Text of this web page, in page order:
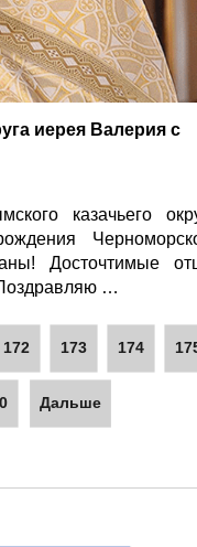
иерея Валерия с
казачьего
Досточтимые
Поздравляю …
172 173 174
Дальше